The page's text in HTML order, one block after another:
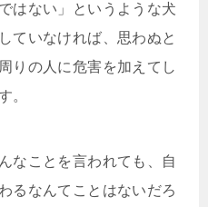
はない」というような犬
ていなければ、思わぬと
りの人に危害を加えてし
。
なことを言われても、自
るなんてことはないだろ